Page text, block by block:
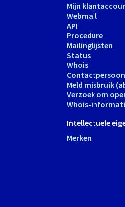
Mijn
Webmail
API
Procedure
Mailinglijsten
Status
Whois
Meld misbruik
Verzoek om
Whois-
Intellectuele
Merken